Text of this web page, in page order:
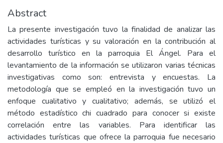
Abstract
La presente investigación tuvo la finalidad de analizar las
actividades turísticas y su valoración en la contribución al
desarrollo turístico en la parroquia El Ángel. Para el
levantamiento de la información se utilizaron varias técnicas
investigativas como son: entrevista y encuestas. La
metodología que se empleó en la investigación tuvo un
enfoque cualitativo y cualitativo; además, se utilizó el
método estadístico chi cuadrado para conocer si existe
correlación entre las variables. Para identificar las
actividades turísticas que ofrece la parroquia fue necesario